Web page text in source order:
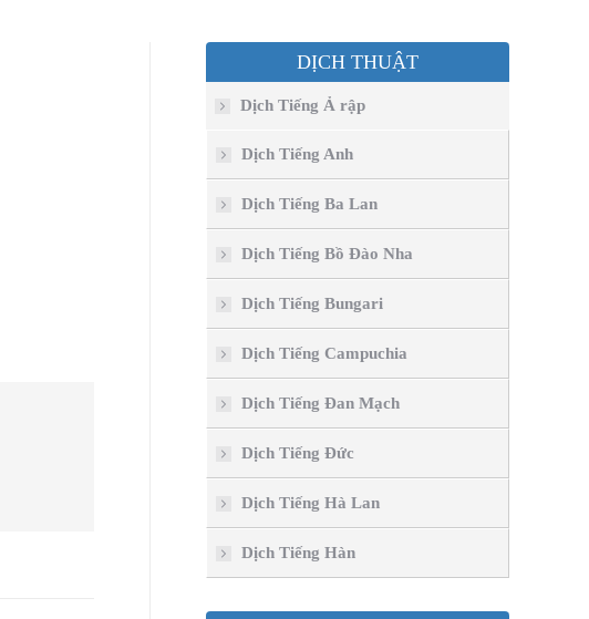
DỊCH THUẬT
Dịch Tiếng Ả rập
Dịch Tiếng Anh
Dịch Tiếng Ba Lan
Dịch Tiếng Bồ Đào Nha
Dịch Tiếng Bungari
Dịch Tiếng Campuchia
Dịch Tiếng Đan Mạch
Dịch Tiếng Đức
Dịch Tiếng Hà Lan
Dịch Tiếng Hàn